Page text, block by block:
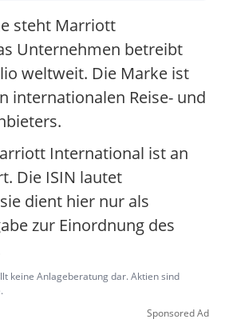
steht Marriott
Unternehmen betreibt
weltweit. Die Marke ist
internationalen Reise- und
International ist an
Die ISIN lautet
dient hier nur als
zur Einordnung des
keine Anlageberatung dar. Aktien sind
Sponsored Ad